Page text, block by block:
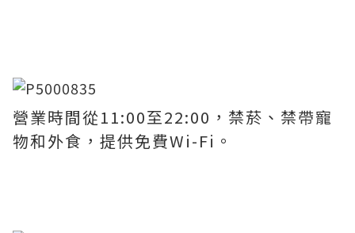
營業時間從11:00至22:00，禁菸、禁帶寵
物和外食，提供免費Wi-Fi。